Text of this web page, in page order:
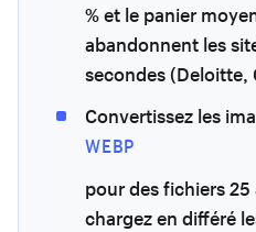
% et le panier
abandonnent les
secondes (Deloitte,
Convertissez les
WEBP
pour des fichiers 25
chargez en différé